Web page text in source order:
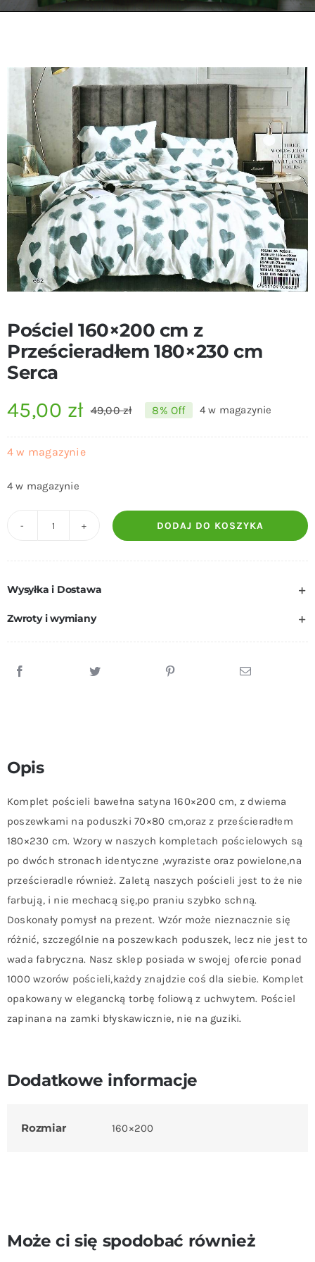
Pościel 160×200 cm z
Prześcieradłem 180×230 cm
Serca
49,00złPierwotna
45,00 zł
Aktualna
8% Off 4 w magazynie
4 w magazynie
4 w magazynie
cm
z
DODAJ DO KOSZYKA
Wysyłka i Dostawa
Zwroty i wymiany
Opis
Komplet pościeli bawełna satyna 160×200 cm, z dwiema
poszewkami na poduszki 70×80 cm,oraz z prześcieradłem
180×230 cm. Wzory w naszych kompletach pościelowych są
po dwóch stronach identyczne ,wyraziste oraz powielone,na
prześcieradle również. Zaletą naszych pościeli jest to że nie
farbują, i nie mechacą się,po praniu szybko schną.
Doskonały pomysł na prezent. Wzór może nieznacznie się
różnić, szczególnie na poszewkach poduszek, lecz nie jest to
wada fabryczna. Nasz sklep posiada w swojej ofercie ponad
1000 wzorów pościeli,każdy znajdzie coś dla siebie. Komplet
opakowany w elegancką torbę foliową z uchwytem. Pościel
zapinana na zamki błyskawicznie, nie na guziki.
Dodatkowe informacje
Rozmiar 160×200
Może ci się spodobać również